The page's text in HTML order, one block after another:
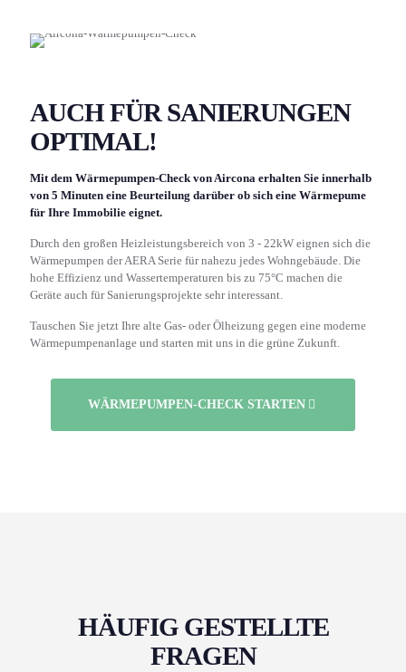
AUCH FÜR SANIERUNGEN
OPTIMAL!
Mit dem Wärmepumpen-Check von Aircona erhalten Sie innerhalb
von 5 Minuten eine Beurteilung darüber ob sich eine Wärmepume
für Ihre Immobilie eignet.
Durch den großen Heizleistungsbereich von 3 - 22kW eignen sich die
Wärmepumpen der AERA Serie für nahezu jedes Wohngebäude. Die
hohe Effizienz und Wassertemperaturen bis zu 75°C machen die
Geräte auch für Sanierungsprojekte sehr interessant.
Tauschen Sie jetzt Ihre alte Gas- oder Ölheizung gegen eine moderne
Wärmepumpenanlage und starten mit uns in die grüne Zukunft.
WÄRMEPUMPEN-CHECK STARTEN
HÄUFIG GESTELLTE
FRAGEN